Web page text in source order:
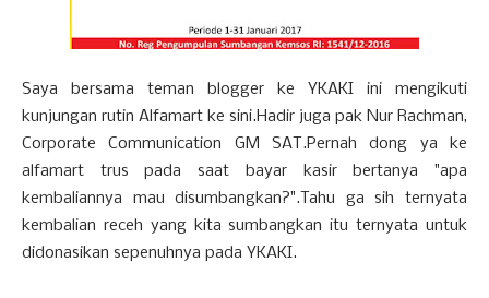
Saya bersama teman blogger ke YKAKI ini mengikuti
kunjungan rutin Alfamart ke sini.Hadir juga pak Nur Rachman,
Corporate Communication GM SAT.Pernah dong ya ke
alfamart trus pada saat bayar kasir bertanya "apa
kembaliannya mau disumbangkan?".Tahu ga sih ternyata
kembalian receh yang kita sumbangkan itu ternyata untuk
didonasikan sepenuhnya pada YKAKI.